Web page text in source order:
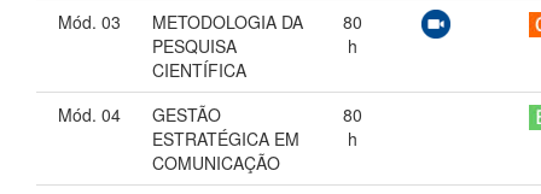
Mód. 03
METODOLOGIA DA
PESQUISA
CIENTÍFICA
80
h
Mód. 04
GESTÃO
ESTRATÉGICA EM
COMUNICAÇÃO
80
h